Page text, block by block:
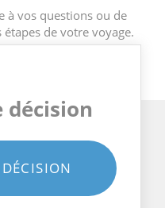
à vos questions ou de
de votre voyage.
décision